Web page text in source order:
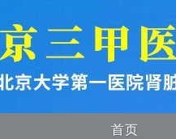
首页